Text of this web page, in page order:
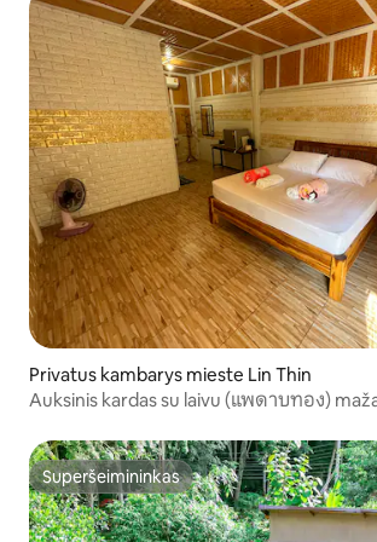
Privatus kambarys mieste Lin Thin
Auksinis kardas su laivu (แพดาบทอง)
Superšeimininkas
Superšeimininkas